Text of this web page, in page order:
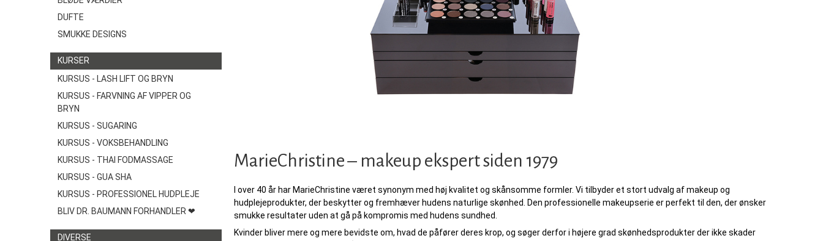
DUFTE
SMUKKE DESIGNS
KURSER
KURSUS - LASH LIFT OG BRYN
KURSUS - FARVNING AF VIPPER OG
BRYN
KURSUS - SUGARING
KURSUS - VOKSBEHANDLING
KURSUS - THAI FODMASSAGE
KURSUS - GUA SHA
KURSUS - PROFESSIONEL HUDPLEJE
BLIV DR. BAUMANN FORHANDLER ❤
DIVERSE
MarieChristine – makeup ekspert siden 1979
I over 40 år har MarieChristine været synonym med høj kvalitet og skånsomme formler. Vi tilbyder et stort udvalg af makeup og
hudplejeprodukter, der beskytter og fremhæver hudens naturlige skønhed. Den professionelle makeupserie er perfekt til den, der ønsker
smukke resultater uden at gå på kompromis med hudens sundhed.
Kvinder bliver mere og mere bevidste om, hvad de påfører deres krop, og søger derfor i højere grad skønhedsprodukter der ikke skader